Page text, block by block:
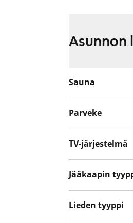
Asunnon
Sauna
Parveke
TV-järjestelmä
Jääkaapin
Lieden tyyppi